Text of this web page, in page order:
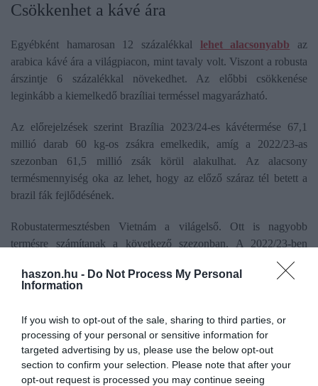
haszon.hu - Do Not Process My Personal
Information
If you wish to opt-out of the sale, sharing to third parties, or
processing of your personal or sensitive information for
targeted advertising by us, please use the below opt-out
section to confirm your selection. Please note that after your
opt-out request is processed you may continue seeing
Csökkenhet a kávé ára
Egyébként hamarosan 12 százalékkal lehet alacsonyabb az
arabica kávé ára a világpiacon, mint tavaly volt. Viszont a robusta
árszintje 6 százalékkal növekedhet. Az előbbi csökkenése
leginkább a kiemelkedő brazíliai terméssel magyarázható.
Az előrejelzések szerint Brazília 2023/24-es kávétermése 67,1
millió darab 60 kg-os zsákra emelkedik, amíg a 2022/23-as
szezonban 61,5 millió zsák körül alakulhat. Az alacsony
termésmennyiség oka az lehet, hogy az előző száraz tél betett a
brazil fák fejlődésének.
Robustatermesztésben Vietnám a világelső. Ott is nagyobb
termésre számítanak a következő szezonban. A 2022/23-ben
betakarított 30 millió zsák kávébabot 31 millió követheti 2023/24-
ban.
produkálhat 2023/24-ben. Ellenben 2022/23-ban 4,15 millió lehet
a hiány. A szakértők szerint az árakat negatív irányban
módosíthatja az is, hogy a magas kiskereskedelmi árak és a
globális gazdasági visszaesés miatt idén csökkenhet a kereslet a